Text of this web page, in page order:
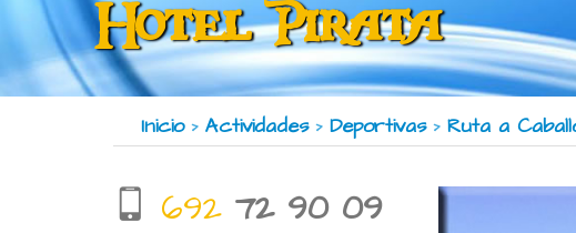
Hotel Pirata
Inicio> Actividades> Deportivas> Ruta a
692 72 90 09